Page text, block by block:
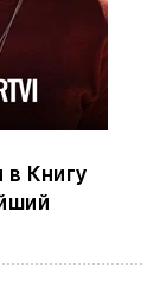
Книгу